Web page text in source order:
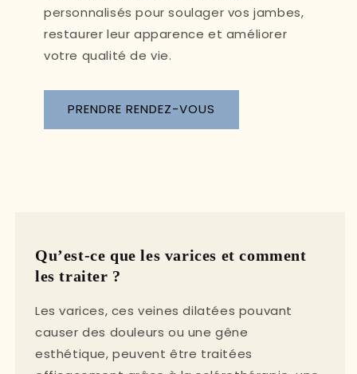
personnalisés pour soulager vos jambes,
restaurer leur apparence et améliorer
votre qualité de vie.
PRENDRE RENDEZ-VOUS
Qu’est-ce que les varices et comment
les traiter ?
Les varices, ces veines dilatées pouvant
causer des douleurs ou une gêne
esthétique, peuvent être traitées